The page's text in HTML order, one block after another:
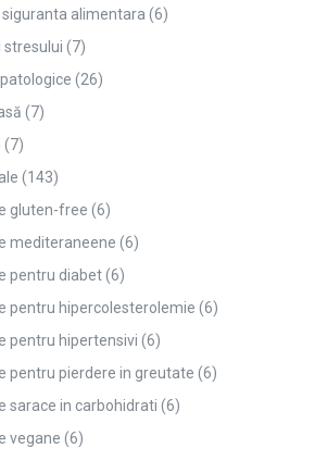
alimentara (6)
stresului (7)
(26)
(7)
(7)
(143)
gluten-free (6)
mediteraneene (6)
pentru diabet(6)
pentru hipercolesterolemie (6)
pentru hipertensivi (6)
pentru pierdere in greutate (6)
sarace in carbohidrati (6)
vegane (6)